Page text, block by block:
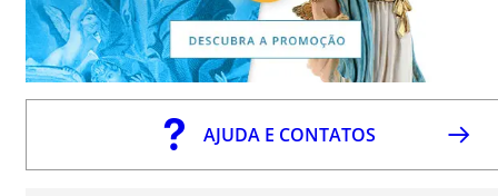
AJUDA E CONTATOS